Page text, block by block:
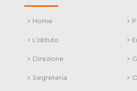
Home
L'istituto
Direzione
Segreteria